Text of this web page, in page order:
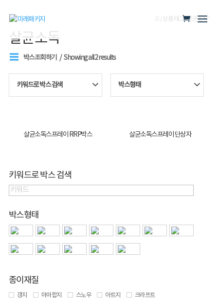
/ 상품 태그 “살균소독”
살균소독
박스조회하기 Showing all 2 results
키워드로 박스 검색 박스형태
살균소독스프레이 RRP박스 살균소독스프레이 단상자
키워드로 박스 검색
박스형태
종이재질
갱지 마마합지 스노우 아트지
크라프트